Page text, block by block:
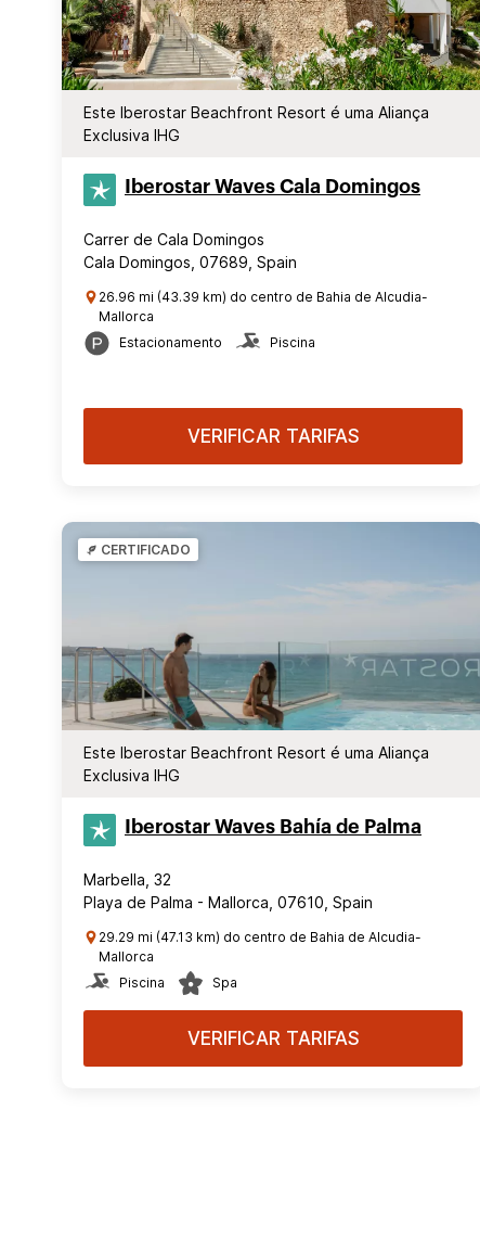
Este Iberostar Beachfront Resort é uma Aliança
Exclusiva IHG
Iberostar Waves Cala Domingos
Carrer de Cala Domingos
Cala Domingos, 07689, Spain
26.96 mi (43.39 km) do centro de Bahia de Alcudia-
Mallorca
Estacionamento
Piscina
VERIFICAR TARIFAS
CERTIFICADO
Este Iberostar Beachfront Resort é uma Aliança
Exclusiva IHG
Iberostar Waves Bahía de Palma
Marbella, 32
Playa de Palma - Mallorca, 07610, Spain
29.29 mi (47.13 km) do centro de Bahia de Alcudia-
Mallorca
Piscina
Spa
VERIFICAR TARIFAS